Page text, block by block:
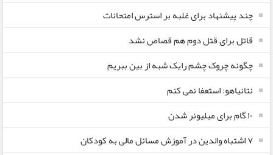
چند پیشنهاد برای غلبه بر استرس امتحانات
قاتل برای قتل دوم هم قصاص نشد
چگونه چروک چشم رایک شبه از بین ببریم
نتانیاهو: استعفا نمی کنم
۱۰ گام برای میلیونر شدن
۷ اشتباه والدین در آموزش مسائل مالی به کودکان